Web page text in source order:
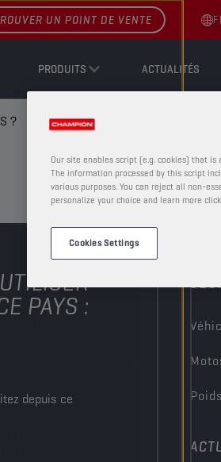
PAYS :
depuis ce
PRODUITS ACTUALITÉS
UN POINT DE VENTE
?
POURQUOI
Our site enables script (e.g. cookies) that
The information processed by this script
various purposes. You can reject all non-
personalize your choice and learn more
Cookies Settings